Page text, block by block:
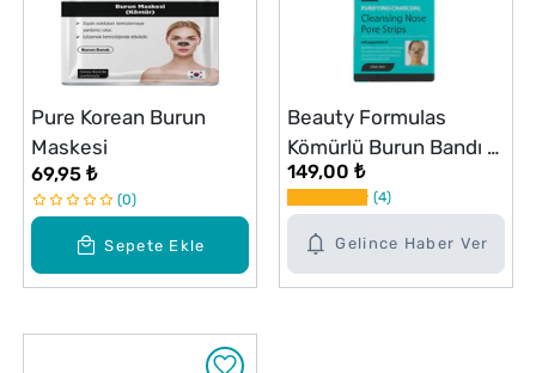
Sepete Ekle
Pure Korean Burun
Maskesi
69,95 ₺
0
Gelince Haber Ver
Beauty Formulas
Kömürlü Burun Bandı 6
Adet
149,00 ₺
4